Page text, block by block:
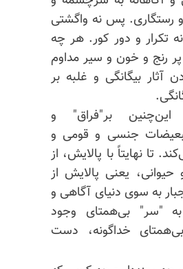
رستگاری. پس نه واگشتی
تکرار و دور کور. هر چه
رنج و خون و سیر مداوم
آثار بیگانگی و غلبه بر
این‌چنین بر"فراق" و
جنسی و قومی و
تا نهایتاً با پالایش، از
یعنی پالایش از
به سوی دنیای آگاهی و
به "سر" بی‌همتای وجود
خداگونه، دست